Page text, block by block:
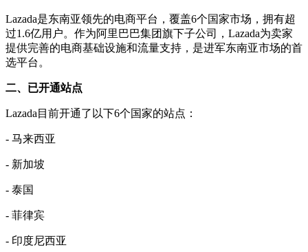
Lazada是东南亚领先的电商平台，覆盖6个国家市场，拥有超
过1.6亿用户。作为阿里巴巴集团旗下子公司，Lazada为卖家
提供完善的电商基础设施和流量支持，是进军东南亚市场的首
选平台。
二、已开通站点
Lazada目前开通了以下6个国家的站点：
- 马来西亚
- 新加坡
- 泰国
- 菲律宾
- 印度尼西亚